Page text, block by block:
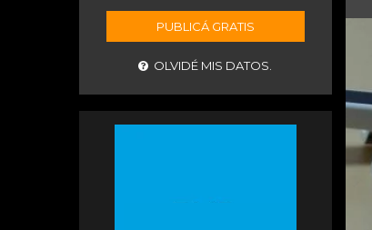
PUBLICÁ GRATIS
OLVIDÉ MIS DATOS.